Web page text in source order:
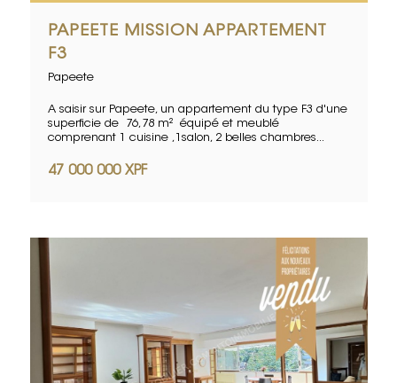
PAPEETE MISSION APPARTEMENT
F3
Papeete
A saisir sur Papeete, un appartement du type F3 d'une
superficie de 76,78 m² équipé et meublé
comprenant 1 cuisine ,1salon, 2 belles chambres...
47 000 000 XPF